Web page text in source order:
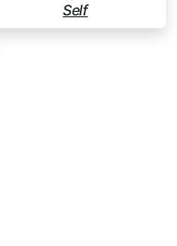
Self